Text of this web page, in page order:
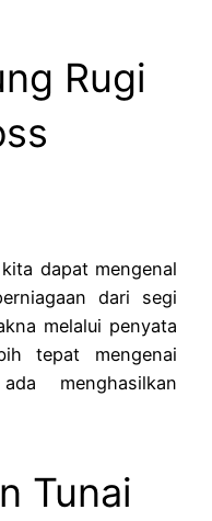
Rugi
dapat mengenal
dari segi
melalui penyata
tepat mengenai
menghasilkan
Tunai